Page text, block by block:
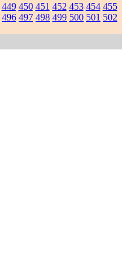
449 450 451 452 453 454 455
496 497 498 499 500 501 502